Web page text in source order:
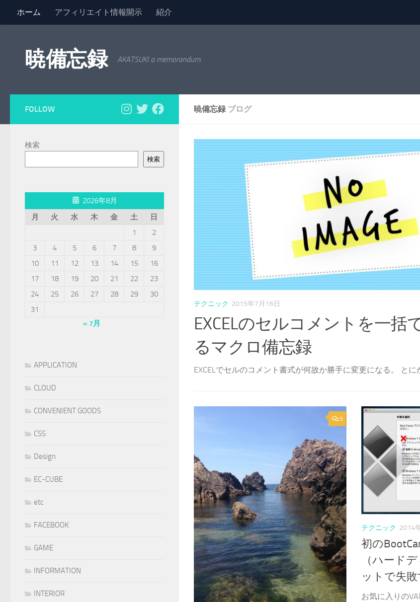
コンテンツへスキップ
ホーム アフィリエイト情報開示 紹介
暁備忘録 AKATSUKI a memorandum.
暁備忘録 ブログ
テクニック 2015年7月16日
EXCELのセルコメントを一括
るマクロ備忘録
EXCELでセルのコメント書式が何故か勝手に変更になる。 とに
3
テクニック 2014
初の
（ハード
ットで失敗
お気に入りの
FOLLOW
検索
検索
2026年8月
月
火 水 木 金 土
日
1
2
3
4 5 6 7 8
9
10
11 12 13 14 15
16
17
18 19 20 21 22
23
24
25 26 27 28 29
30
31
« 7月
APPLICATION
CLOUD
CONVENIENT GOODS
CSS
Design
EC-CUBE
etc
FACEBOOK
GAME
INFORMATION
INTERIOR